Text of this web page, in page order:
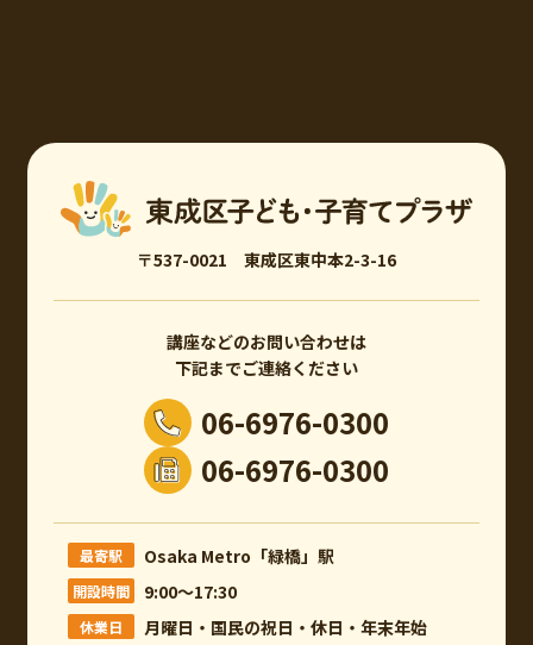
〒537-0021 東成区東中本2-3-16
講座などのお問い合わせは
下記までご連絡ください
06-6976-0300
06-6976-0300
最寄駅 Osaka Metro「緑橋」駅
開設時間 9:00～17:30
休業日 月曜日・国民の祝日・休日・年末年始